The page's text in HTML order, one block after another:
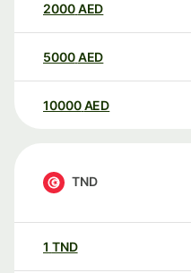
2000AED
5000AED
10000 AED
TND
1 TND